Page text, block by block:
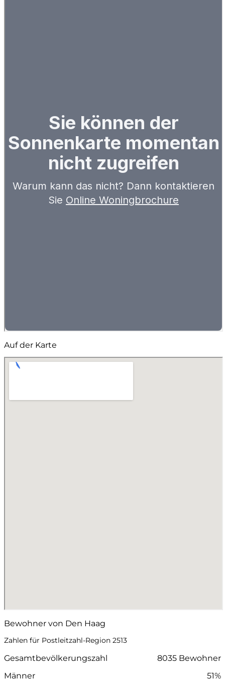
Auf der Karte
Bewohner von Den Haag
Zahlen für Postleitzahl-Region 2513
Gesamtbevölkerungszahl
8035 Bewohner
Männer
51%